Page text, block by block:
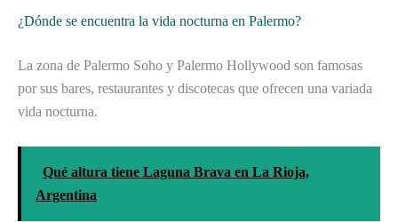
¿Dónde se encuentra la vida nocturna en Palermo?
La zona de Palermo Soho y Palermo Hollywood son famosas
por sus bares, restaurantes y discotecas que ofrecen una variada
vida nocturna.
Qué altura tiene Laguna Brava en La Rioja,
Argentina